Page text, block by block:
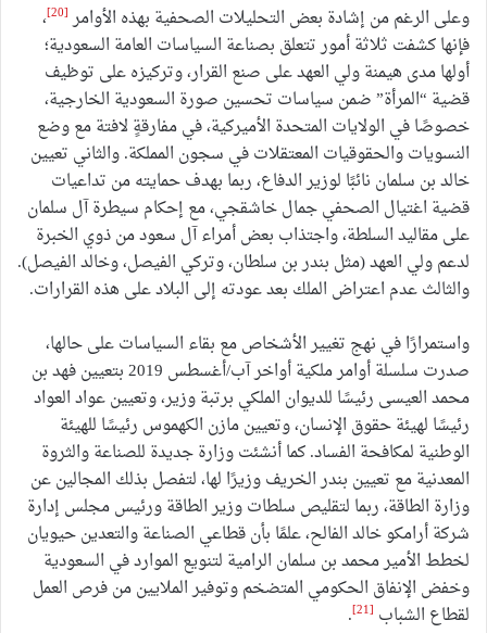
وعلى الرغم من إشادة بعض التحليلات الصحفية بهذه الأوامر[20]
،
فإنها كشفت ثلاثة أمور تتعلق بصناعة السياسات العامة السعودية؛
أولها مدى هيمنة ولي العهد على صنع القرار، وتركيزه على توظيف
قضية “المرأة” ضمن سياسات تحسين صورة السعودية الخارجية،
خصوصًا في الولايات المتحدة الأميركية، في مفارقةٍ لافتة مع وضع
النسويات والحقوقيات المعتقلات في سجون المملكة. والثاني تعيين
خالد بن سلمان نائبًا لوزير الدفاع، ربما بهدف حمايته من تداعيات
قضية اغتيال الصحفي جمال خاشقجي، مع إحكام سيطرة آل سلمان
على مقاليد السلطة، واجتذاب بعض أمراء آل سعود من ذوي الخبرة
لدعم ولي العهد (مثل بندر بن سلطان، وتركي الفيصل، وخالد الفيصل).
والثالث عدم اعتراض الملك بعد عودته إلى البلاد على هذه القرارات.
واستمرارًا في نهج تغيير الأشخاص مع بقاء السياسات على حالها،
صدرت سلسلة أوامر ملكية أواخر آب/أغسطس 2019 بتعيين فهد بن
محمد العيسى رئيسًا للديوان الملكي برتبة وزير، وتعيين عواد العواد
رئيسًا لهيئة حقوق الإنسان، وتعيين مازن الكهموس رئيسًا للهيئة
الوطنية لمكافحة الفساد. كما أنشئت وزارة جديدة للصناعة والثروة
المعدنية مع تعيين بندر الخريف وزيرًا لها، لتفصل بذلك المجالين عن
وزارة الطاقة، ربما لتقليص سلطات وزير الطاقة ورئيس مجلس إدارة
شركة أرامكو خالد الفالح، علمًا بأن قطاعي الصناعة والتعدين حيويان
لخطط الأمير محمد بن سلمان الرامية لتنويع الموارد في السعودية
وخفض الإنفاق الحكومي المتضخم وتوفير الملايين من فرص العمل
لقطاع الشباب [21]
.